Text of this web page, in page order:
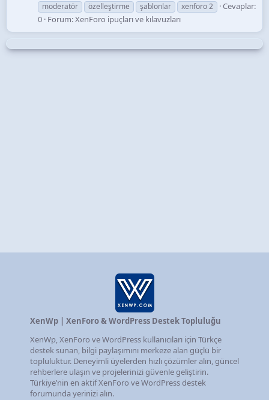
moderatör
özelleştirme şablonlar xenforo 2
Cevaplar:
0 Forum:XenForo ipuçları ve kılavuzları
XenWp | XenForo & WordPress Destek Topluluğu
XenWp, XenForo ve WordPress kullanıcıları için Türkçe
destek sunan, bilgi paylaşımını merkeze alan güçlü bir
topluluktur. Deneyimli üyelerden hızlı çözümler alın, güncel
rehberlere ulaşın ve projelerinizi güvenle geliştirin.
Türkiye’nin en aktif XenForo ve WordPress destek
forumunda yerinizi alın.